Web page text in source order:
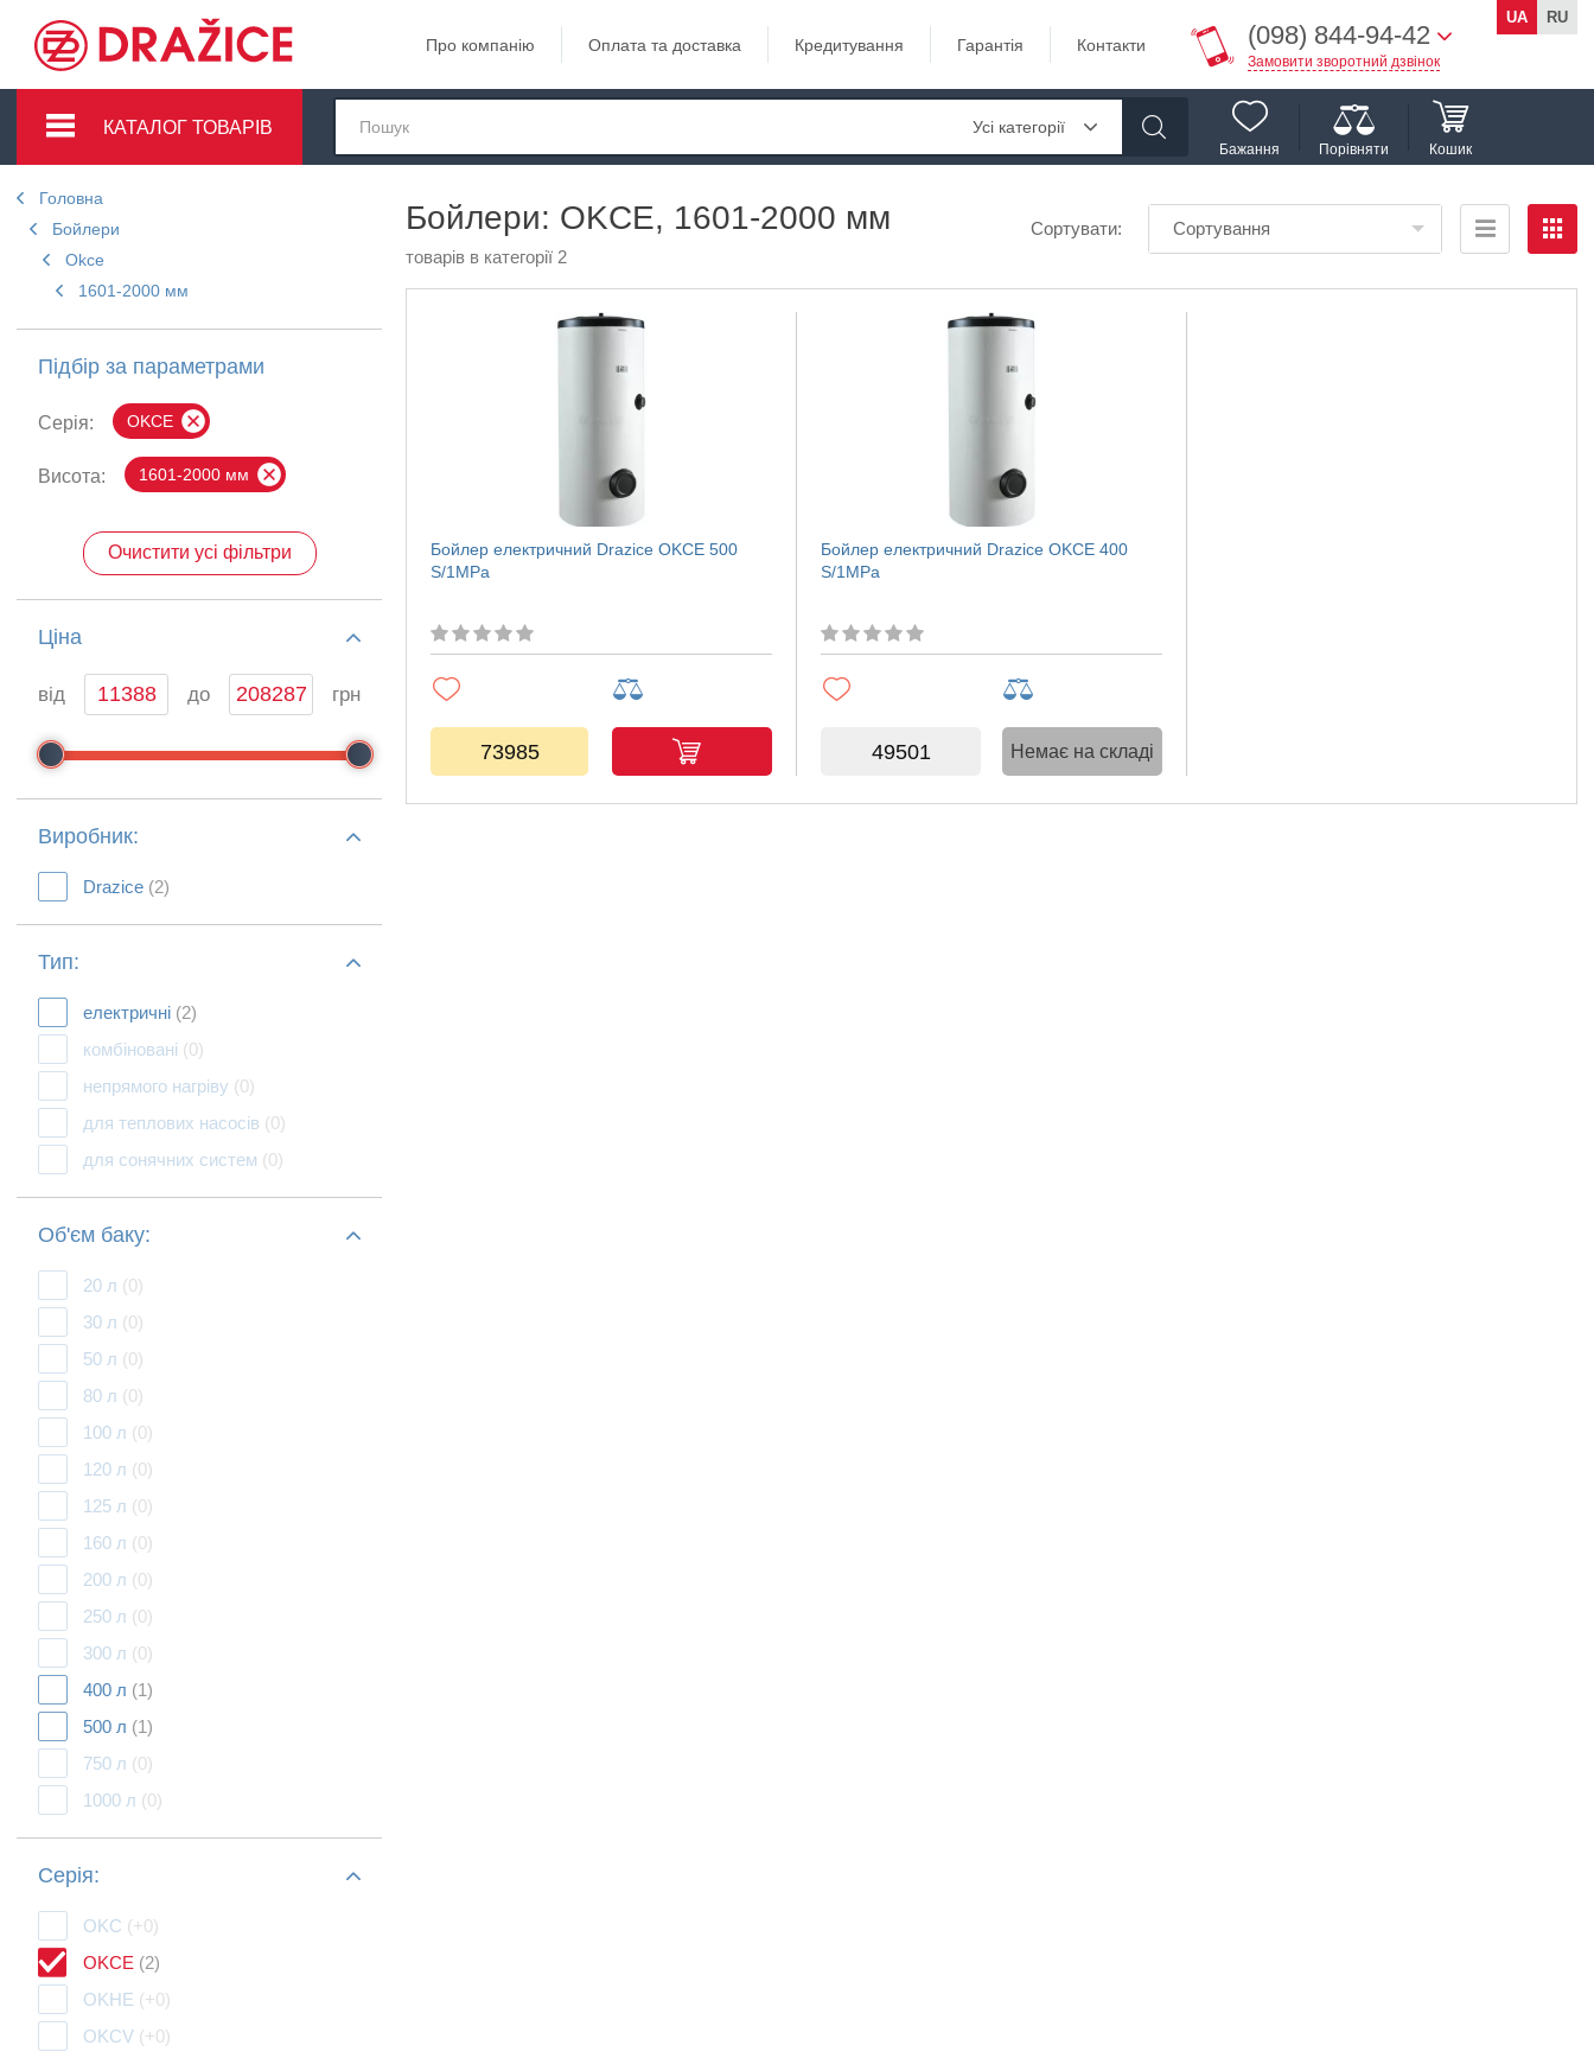
Про компанію Оплата та доставка Кредитування Гарантія Контакти (098) 844-94-42
Замовити зворотний дзвінок
UA RU
КАТАЛОГ ТОВАРІВ Усі категорії
Бажання Порівняти Кошик
Головна
Бойлери
Okce
1601-2000 мм
Підбір за параметрами
Серія: OKCE
Висота: 1601-2000 мм
Очистити усі фільтри
Ціна
від до грн
Виробник:
Drazice (2)
Тип:
електричні (2)
комбіновані (0)
непрямого нагріву (0)
для теплових насосів (0)
для сонячних систем (0)
Об'єм баку:
20 л (0)
30 л (0)
50 л (0)
80 л (0)
100 л (0)
120 л (0)
125 л (0)
160 л (0)
200 л (0)
250 л (0)
300 л (0)
400 л (1)
500 л (1)
750 л (0)
1000 л (0)
Серія:
OKC (+0)
OKCE (2)
OKHE (+0)
OKCV (+0)
Бойлери: OKCE, 1601-2000 мм
товарів в категорії 2
Сортувати: Сортування
Бойлер електричний Drazice OKCE 500
S/1MPa
73985
Бойлер електричний Drazice OKCE 400
S/1MPa
49501 Немає на складі